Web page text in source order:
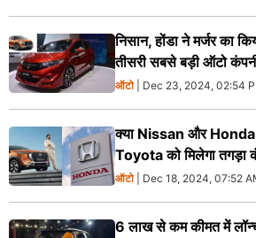
निसान, होंडा ने मर्जर का
तीसरी सबसे बड़ी ऑटो
ऑटो| Dec 23, 2024, 02:54
क्या Nissan और Honda
Toyota को मिलेगा तगड़ा
ऑटो| Dec 18, 2024, 07:52
6 लाख से कम कीमत में